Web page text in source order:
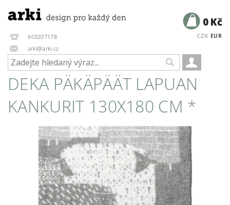
603207178
arki@arki.cz
CZK EUR
0 Kč
DEKA PÄKÄPÄÄT LAPUAN
KANKURIT 130X180 CM *